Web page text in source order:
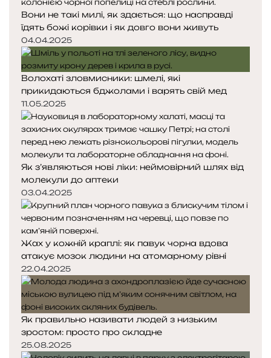
Вони не такі милі, як здається: що насправді
їдять божі корівки і як довго вони живуть
04.04.2025
Волохаті зловмисники: шмелі, які
прикидаються бджолами і варять свій мед
11.05.2025
Як з’являються нові ліки: неймовірний шлях від
молекули до аптеки
03.04.2025
Жах у кожній краплі: як павук чорна вдова
атакує мозок людини на атомарному рівні
22.04.2025
Як правильно називати людей з низьким
зростом: просто про складне
25.08.2025